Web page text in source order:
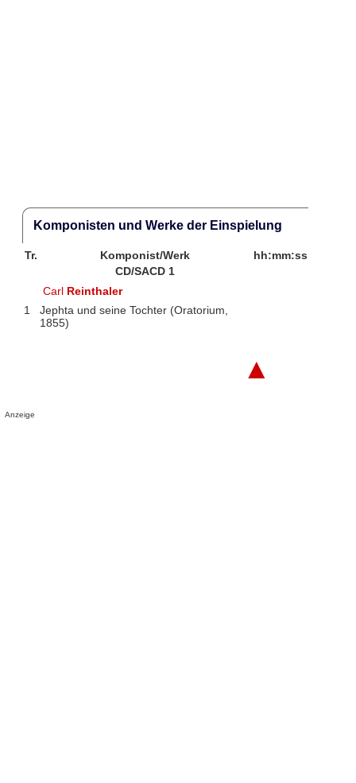
Komponisten und Werke der Einspielung
Tr. Komponist/Werk
hh:mm:ss
CD/SACD 1
Carl Reinthaler
1
Jephta und seine Tochter (Oratorium,
1855)
▲
Anzeige